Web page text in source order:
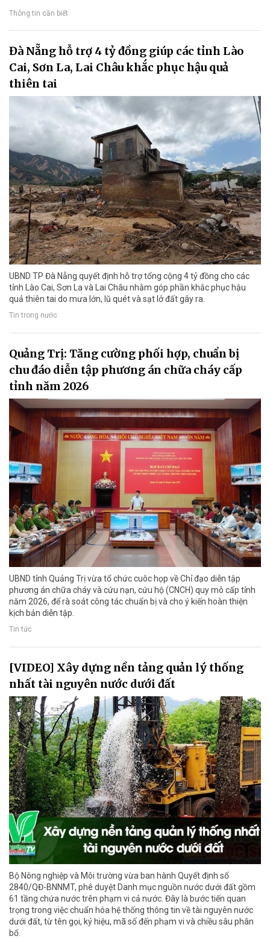
Thông tin cần biết
Đà Nẵng hỗ trợ 4 tỷ đồng giúp các tỉnh Lào
Cai, Sơn La, Lai Châu khắc phục hậu quả
thiên tai
UBND TP Đà Nẵng quyết định hỗ trợ tổng cộng 4 tỷ đồng cho các
tỉnh Lào Cai, Sơn La và Lai Châu nhằm góp phần khắc phục hậu
quả thiên tai do mưa lớn, lũ quét và sạt lở đất gây ra.
Tin trong nước
Quảng Trị: Tăng cường phối hợp, chuẩn bị
chu đáo diễn tập phương án chữa cháy cấp
tỉnh năm 2026
UBND tỉnh Quảng Trị vừa tổ chức cuôc họp về Chỉ đạo diễn tập
phương án chữa cháy và cứu nạn, cứu hộ (CNCH) quy mô cấp tỉnh
năm 2026, để rà soát công tác chuẩn bị và cho ý kiến hoàn thiện
kịch bản diễn tập.
Tin tức
[VIDEO] Xây dựng nền tảng quản lý thống
nhất tài nguyên nước dưới đất
Bộ Nông nghiệp và Môi trường vừa ban hành Quyết định số
2840/QĐ-BNNMT, phê duyệt Danh mục nguồn nước dưới đất gồm
61 tầng chứa nước trên phạm vi cả nước. Đây là bước tiến quan
trọng trong việc chuẩn hóa hệ thống thông tin về tài nguyên nước
dưới đất, từ tên gọi, ký hiệu, mã số đến phạm vi và chiều sâu phân
bố.